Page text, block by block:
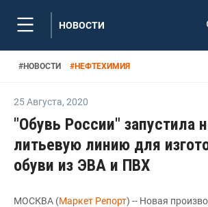
НОВОСТИ
#НОВОСТИ #НЕФТЕХИМИЯ
25 Августа, 2020
"Обувь России" запустила
литьевую линию для
обуви из ЭВА и ПВХ
МОСКВА (Маркет Репорт) -- Новая